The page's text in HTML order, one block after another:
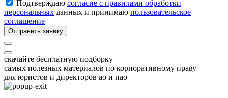
Подтверждаю согласие с правилами обработки
персональных данных и принимаю пользовательское
соглашение
Отправить заявку
скачайте бесплатную подборку
самых полезных материалов по корпоративному праву
для юристов и директоров ао и пао